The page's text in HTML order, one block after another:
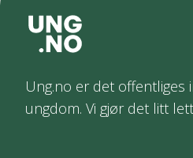
Ung.no er det offentliges
ungdom. Vi gjør det litt